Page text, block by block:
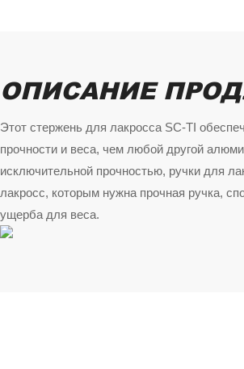
ОПИСАНИЕ
Этот стержень для лакросса SC-TI
прочности и веса, чем любой другой
исключительной прочностью, ручки для
лакросс, которым нужна прочная ручка,
ущерба для веса.